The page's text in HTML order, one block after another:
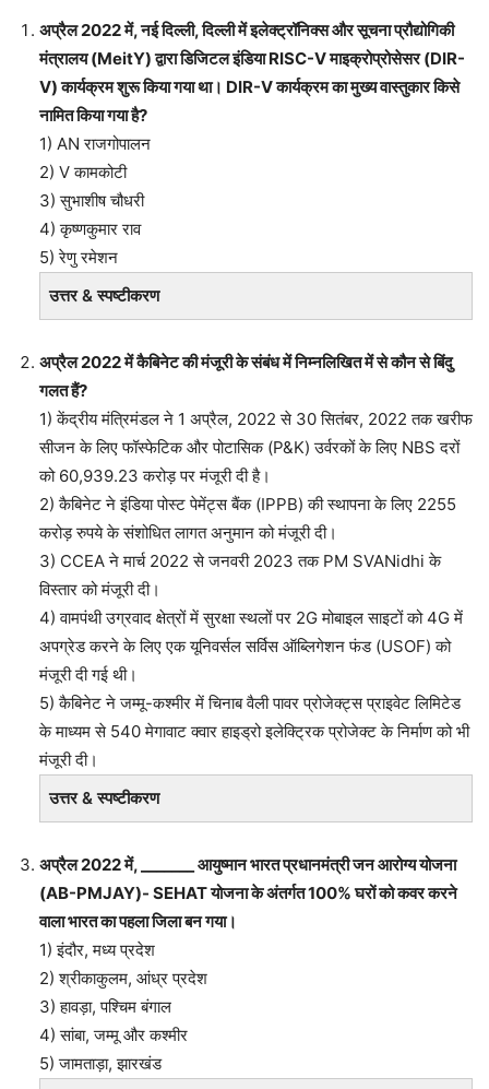
अप्रैल 2022 में, नई दिल्ली, दिल्ली में इलेक्ट्रॉनिक्स और सूचना प्रौद्योगिकी
मंत्रालय (MeitY) द्वारा डिजिटल इंडिया RISC-V माइक्रोप्रोसेसर (DIR-
V) कार्यक्रम शुरू किया गया था। DIR-V कार्यक्रम का मुख्य वास्तुकार किसे
नामित किया गया है?
1) AN राजगोपालन
2) V कामकोटी
3) सुभाशीष चौधरी
4) कृष्णकुमार राव
5) रेणु रमेशन
उत्तर & स्पष्टीकरण
अप्रैल 2022 में कैबिनेट की मंजूरी के संबंध में निम्नलिखित में से कौन से बिंदु
गलत हैं?
1) केंद्रीय मंत्रिमंडल ने 1 अप्रैल, 2022 से 30 सितंबर, 2022 तक खरीफ
सीजन के लिए फॉस्फेटिक और पोटासिक (P&K) उर्वरकों के लिए NBS दरों
को 60,939.23 करोड़ पर मंजूरी दी है।
2) कैबिनेट ने इंडिया पोस्ट पेमेंट्स बैंक (IPPB) की स्थापना के लिए 2255
करोड़ रुपये के संशोधित लागत अनुमान को मंजूरी दी।
3) CCEA ने मार्च 2022 से जनवरी 2023 तक PM SVANidhi के
विस्तार को मंजूरी दी।
4) वामपंथी उग्रवाद क्षेत्रों में सुरक्षा स्थलों पर 2G मोबाइल साइटों को 4G में
अपग्रेड करने के लिए एक यूनिवर्सल सर्विस ऑब्लिगेशन फंड (USOF) को
मंजूरी दी गई थी।
5) कैबिनेट ने जम्मू-कश्मीर में चिनाब वैली पावर प्रोजेक्ट्स प्राइवेट लिमिटेड
के माध्यम से 540 मेगावाट क्वार हाइड्रो इलेक्ट्रिक प्रोजेक्ट के निर्माण को भी
मंजूरी दी।
उत्तर & स्पष्टीकरण
अप्रैल 2022 में, _______ आयुष्मान भारत प्रधानमंत्री जन आरोग्य योजना
(AB-PMJAY)- SEHAT योजना के अंतर्गत 100% घरों को कवर करने
वाला भारत का पहला जिला बन गया।
1) इंदौर, मध्य प्रदेश
2) श्रीकाकुलम, आंध्र प्रदेश
3) हावड़ा, पश्चिम बंगाल
4) सांबा, जम्मू और कश्मीर
5) जामताड़ा, झारखंड